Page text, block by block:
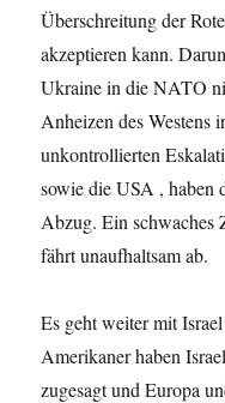
Überschreitung der
akzeptieren kann.
Ukraine in die NATO
Anheizen des Westens
unkontrollierten
sowie die USA , haben
Abzug. Ein schwaches
fährt unaufhaltsam ab.
Es geht weiter mit
Amerikaner haben
zugesagt und Europa